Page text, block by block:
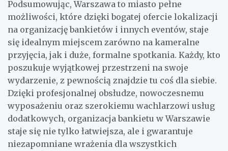
Podsumowując, Warszawa to miasto pełne
możliwości, które dzięki bogatej ofercie lokalizacji
na organizację bankietów i innych eventów, staje
się idealnym miejscem zarówno na kameralne
przyjęcia, jak i duże, formalne spotkania. Każdy, kto
poszukuje wyjątkowej przestrzeni na swoje
wydarzenie, z pewnością znajdzie tu coś dla siebie.
Dzięki profesjonalnej obsłudze, nowoczesnemu
wyposażeniu oraz szerokiemu wachlarzowi usług
dodatkowych, organizacja bankietu w Warszawie
staje się nie tylko łatwiejsza, ale i gwarantuje
niezapomniane wrażenia dla wszystkich